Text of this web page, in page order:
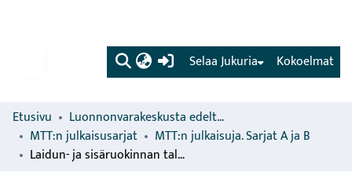
(current) Kokoelmat
Selaa Jukuria
Etusivu
Luonnonvarakeskusta edeltävien organisaatioiden sarjat
MTT:n julkaisusarjat
MTT:n julkaisuja. Sarjat A ja B
Laidun- ja sisäruokinnan taloudellinen vertailu